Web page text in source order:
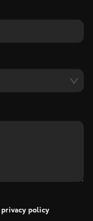
privacy policy